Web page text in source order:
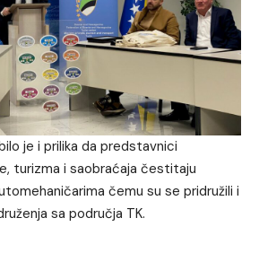
je i prilika da predstavnici
turizma i saobraćaja čestitaju
čemu su se pridružili i
sa područja TK.